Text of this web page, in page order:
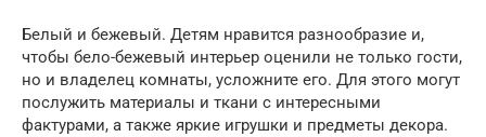
Белый и бежевый. Детям нравится разнообразие и,
чтобы бело-бежевый интерьер оценили не только гости,
но и владелец комнаты, усложните его. Для этого могут
послужить материалы и ткани с интересными
фактурами, а также яркие игрушки и предметы декора.